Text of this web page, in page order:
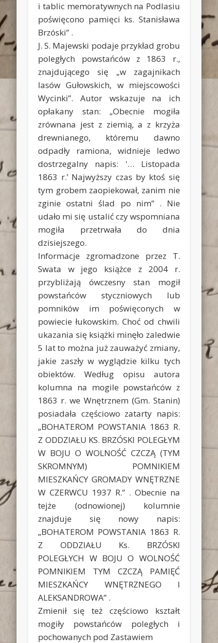
i tablic memoratywnych na Podlasiu
poświęcono pamięci ks. Stanisława
Brzóski” .
J. S. Majewski podaje przykład grobu
poległych powstańców z 1863 r.,
znajdującego się „w zagajnikach
lasów Gułowskich, w miejscowości
Wycinki”. Autor wskazuje na ich
opłakany stan: „Obecnie mogiła
zrównana jest z ziemią, a z krzyża
drewnianego, któremu dawno
odpadły ramiona, widnieje ledwo
dostrzegalny napis: '… Listopada
1863 r.’ Najwyższy czas by ktoś się
tym grobem zaopiekował, zanim nie
zginie ostatni ślad po nim” . Nie
udało mi się ustalić czy wspomniana
mogiła przetrwała do dnia
dzisiejszego.
Informacje zgromadzone przez T.
Swata w jego książce z 2004 r.
przybliżają ówczesny stan mogił
powstańców styczniowych lub
pomników im poświęconych w
powiecie łukowskim. Choć od chwili
ukazania się książki minęło zaledwie
5 lat to można już zauważyć zmiany,
jakie zaszły w wyglądzie kilku tych
obiektów. Według opisu autora
kolumna na mogile powstańców z
1863 r. we Wnętrznem (Gm. Stanin)
posiadała częściowo zatarty napis:
„BOHATEROM POWSTANIA 1863 R.
Z ODDZIAŁU KS. BRZÓSKI POLEGŁYM
W BOJU O WOLNOŚĆ CZCZĄ (TYM
SKROMNYM) POMNIKIEM
MIESZKAŃCY GROMADY WNĘTRZNE
W CZERWCU 1937 R.” . Obecnie na
tejże (odnowionej) kolumnie
znajduje się nowy napis:
„BOHATEROM POWSTANIA 1863 R.
Z ODDZIAŁU Ks. BRZÓSKI
POLEGŁYCH W BOJU O WOLNOŚĆ
POMNIKIEM TYM CZCZĄ PAMIĘĆ
MIESZKAŃCY WNĘTRZNEGO I
ALEKSANDROWA” .
Zmienił się też częściowo kształt
mogiły powstańców poległych i
pochowanych pod Zastawiem